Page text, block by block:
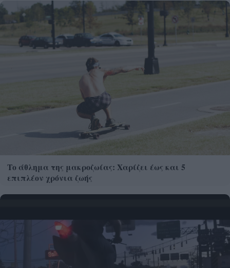
Το άθλημα της μακροζωίας: Χαρίζει έως και 5
επιπλέον χρόνια ζωής